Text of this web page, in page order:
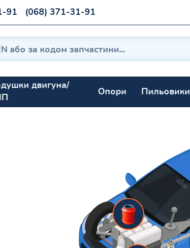
91 (068) 371-31-91
двигуна/
Опори Пильовики